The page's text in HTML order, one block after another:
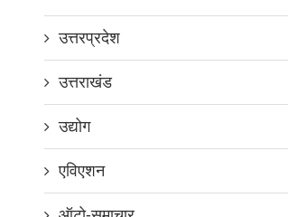
उत्तरप्रदेश
उत्तराखंड
उद्योग
एविएशन